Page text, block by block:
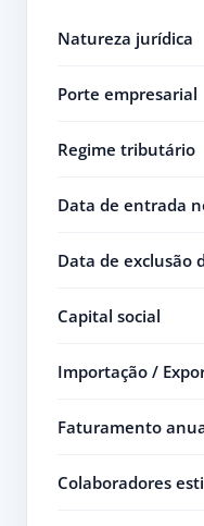
Natureza jurídica
Porte empresarial
Regime tributário
Data de entrada
Data de exclusão
Capital social
Importação /
Faturamento
Colaboradores